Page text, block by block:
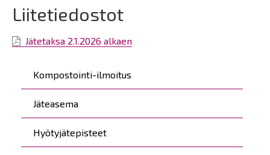
Päävalikko
Kompostointi-ilmoitus
Jäteasema
Hyötyjätepisteet
Liitetiedostot
Jätetaksa 2.1.2026 alkaen